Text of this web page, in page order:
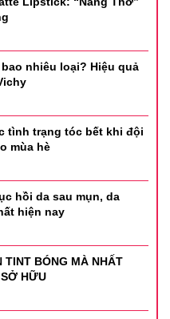
nhiêu loại? Hiệu quả
tình trạng tóc bết khi đội
mùa hè
hồi da sau mụn, da
hiện nay
TINT BÓNG MÀ NHẤT
HỮU